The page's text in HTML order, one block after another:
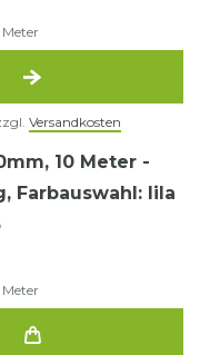
Meter
Versandkosten
10 Meter -
, Farbauswahl: lila
Meter